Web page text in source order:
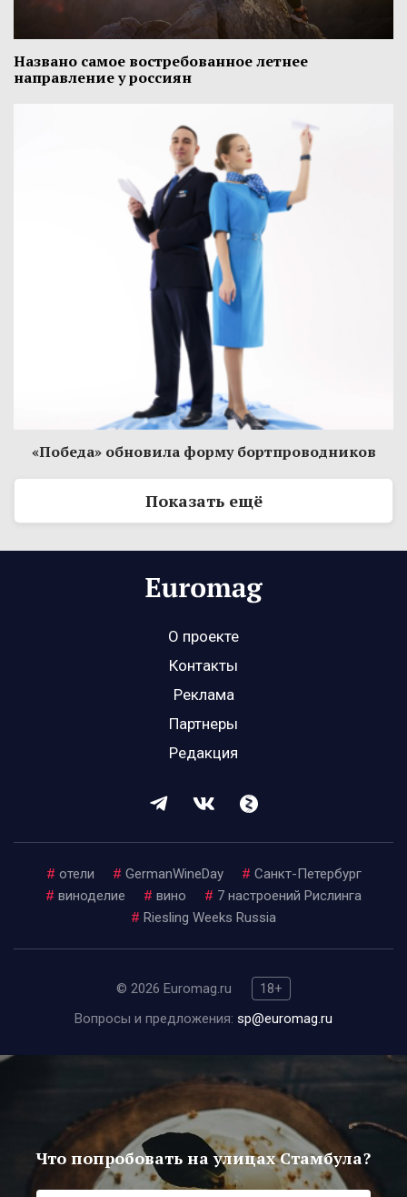
Названо самое востребованное летнее
направление у россиян
«Победа» обновила форму бортпроводников
Показать ещё
О проекте
Контакты
Реклама
Партнеры
Редакция
# отели # GermanWineDay # Санкт-Петербург
# виноделие # вино # 7 настроений Рислинга
# Riesling Weeks Russia
© 2026 Euromag.ru
18+
Вопросы и предложения: sp@euromag.ru
Что попробовать на улицах Стамбула?